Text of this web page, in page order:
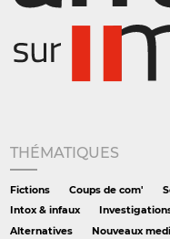
THÉMATIQUES
Fictions Coups de com'
Intox & infaux
Alternatives
Nouveaux